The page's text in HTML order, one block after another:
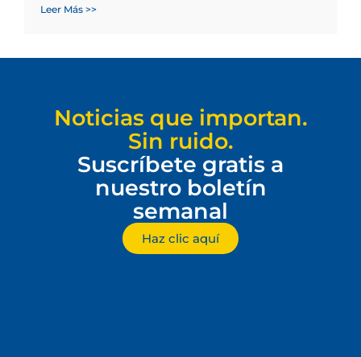
Leer Más >>
Noticias que importan.
Sin ruido.
Suscríbete gratis a
nuestro boletín
semanal
Haz clic aquí